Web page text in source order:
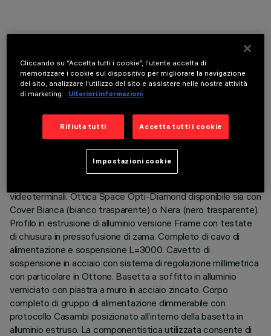
DATI TECNICI
ULTIMO AGGIORNAMENTO: 06/08/2026
Corpo illuminante ad emissione diretta (70%) / indiretta
(30%) con sorgenti LED monocromatiche 3500K CRI90.
Versione per emissione a luminanza controllata UGR < 19 -
videoterminali. Ottica Space Opti-Diamond disponibile sia con
Cover Bianca (bianco trasparente) o Nera (nero trasparente).
Profilo in estrusione di alluminio versione Frame con testate
di chiusura in pressofusione di zama. Completo di cavo di
alimentazione e sospensione L=3000. Cavetto di
sospensione in acciaio con sistema di regolazione millimetrica
con particolare in Ottone. Basetta a soffitto in alluminio
verniciato con piastra a muro in acciaio zincato. Corpo
completo di gruppo di alimentazione dimmerabile con
protocollo Casambi posizionato all’interno della basetta in
alluminio estruso. La componentistica utilizzata consente di
Cliccando su “Accetta tutti i cookie”, l'utente accetta di
memorizzare i cookie sul dispositivo per migliorare la navigazione
del sito, analizzare l'utilizzo del sito e assistere nelle nostre attività
di marketing.
Ulteriori informazioni
Rifiuta tutti Accetta tutti i cookie
Impostazioni cookie